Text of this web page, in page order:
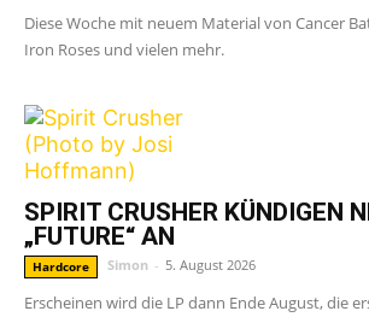
Diese Woche mit neuem Material von Cancer
Iron Roses und vielen mehr.
SPIRIT CRUSHER KÜNDIGEN
„FUTURE“ AN
Hardcore Simon - 5. August 2026
Erscheinen wird die LP dann Ende August, die